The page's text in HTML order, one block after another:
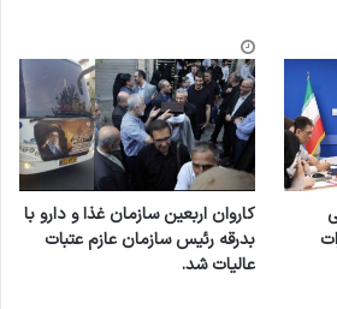
کاروان اربعین سازمان غذا و دارو با
بدرقه رئیس سازمان عازم عتبات
عالیات شد.